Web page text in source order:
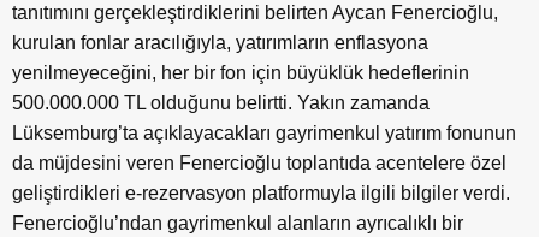
tanıtımını gerçekleştirdiklerini belirten Aycan Fenercioğlu,
kurulan fonlar aracılığıyla, yatırımların enflasyona
yenilmeyeceğini, her bir fon için büyüklük hedeflerinin
500.000.000 TL olduğunu belirtti. Yakın zamanda
Lüksemburg’ta açıklayacakları gayrimenkul yatırım fonunun
da müjdesini veren Fenercioğlu toplantıda acentelere özel
geliştirdikleri e-rezervasyon platformuyla ilgili bilgiler verdi.
Fenercioğlu’ndan gayrimenkul alanların ayrıcalıklı bir